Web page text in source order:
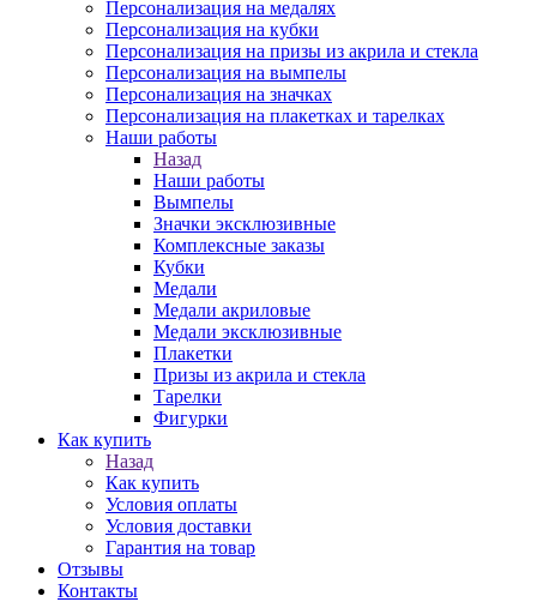
Персонализация на медалях
Персонализация на кубки
Персонализация на призы из акрила и стекла
Персонализация на вымпелы
Персонализация на значках
Персонализация на плакетках и тарелках
Наши работы
Назад
Наши работы
Вымпелы
Значки эксклюзивные
Комплексные заказы
Кубки
Медали
Медали акриловые
Медали эксклюзивные
Плакетки
Призы из акрила и стекла
Тарелки
Фигурки
Как купить
Назад
Как купить
Условия оплаты
Условия доставки
Гарантия на товар
Отзывы
Контакты